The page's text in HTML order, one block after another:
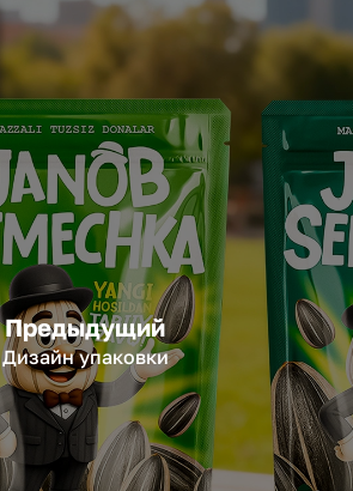
Предыдущий
Дизайн упаковки